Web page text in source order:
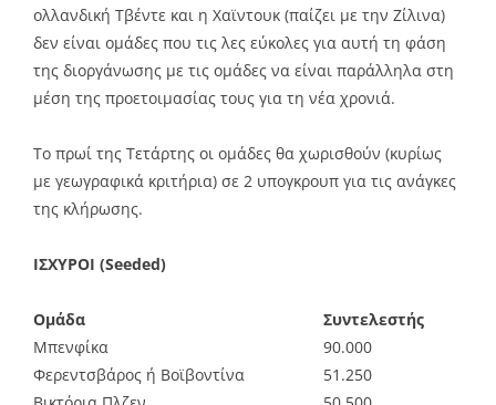
ολλανδική Τβέντε και η Χαϊντουκ (παίζει με την Ζίλινα)
δεν είναι ομάδες που τις λες εύκολες για αυτή τη φάση
της διοργάνωσης με τις ομάδες να είναι παράλληλα στη
μέση της προετοιμασίας τους για τη νέα χρονιά.
Το πρωί της Τετάρτης οι ομάδες θα χωρισθούν (κυρίως
με γεωγραφικά κριτήρια) σε 2 υπογκρουπ για τις ανάγκες
της κλήρωσης.
ΙΣΧΥΡΟΙ (Seeded)
Ομάδα
Συντελεστής
Μπενφίκα
90.000
Φερεντσβάρος ή Βοϊβοντίνα
51.250